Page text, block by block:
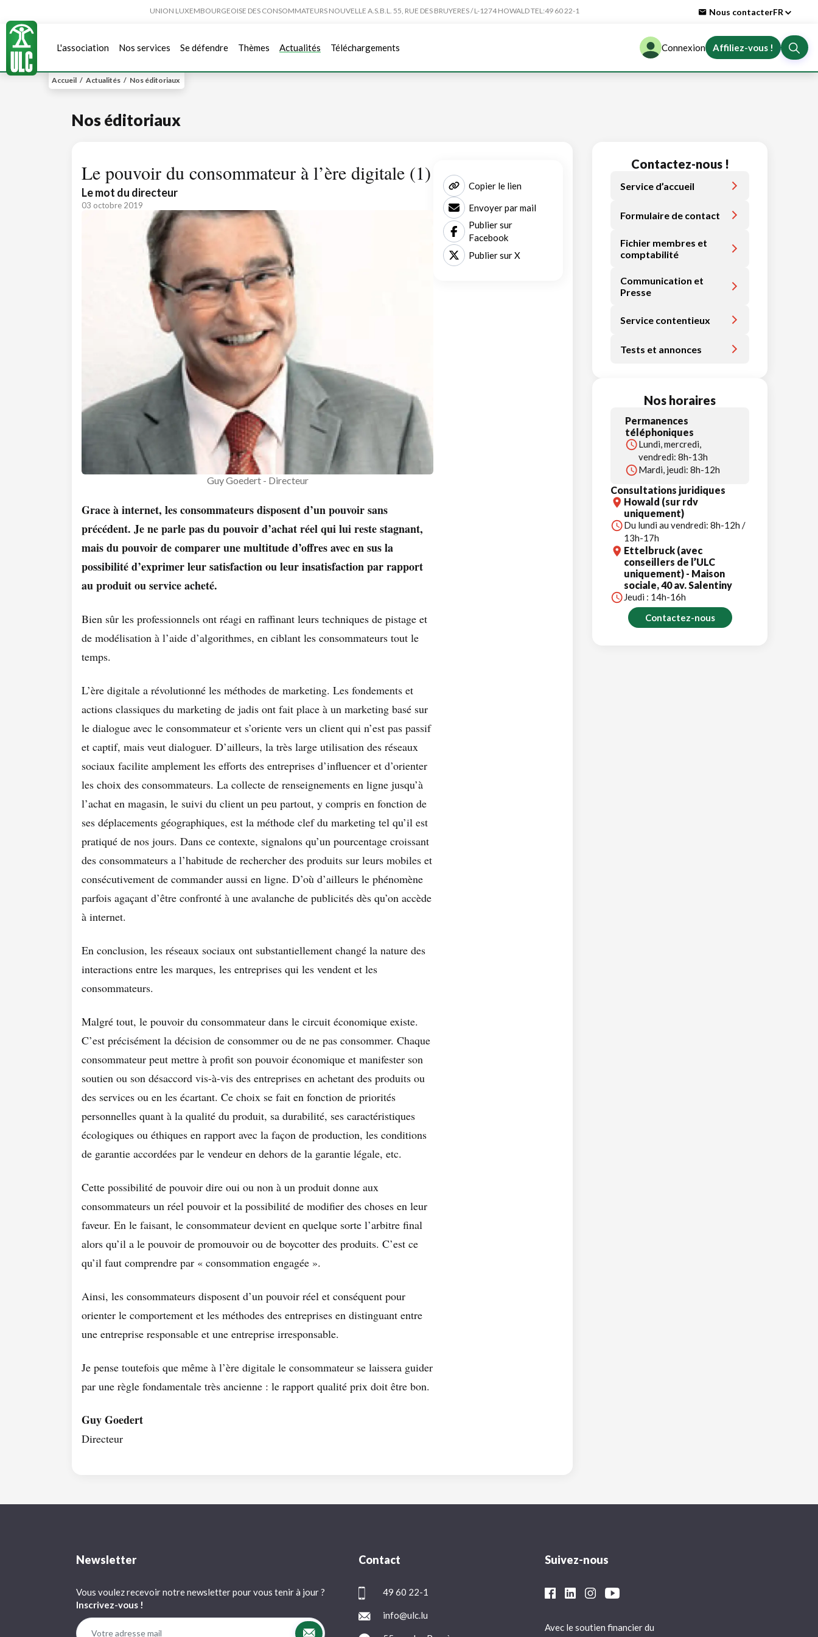
UNION LUXEMBOURGEOISE DES CONSOMMATEURS NOUVELLE A.S.B.L. 55, RUE DES BRUYERES / L-1274 HOWALD TEL:49 60 22-1 Nous contacterFR
L'association Nos services Se défendre Thèmes Actualités Téléchargements Connexion Affiliez-vous !
Accueil / Actualités / Nos éditoriaux
Nos éditoriaux
Le pouvoir du consommateur à l’ère digitale (1)
Le mot du directeur
03 octobre 2019
Guy Goedert - Directeur
Grace à internet, les consommateurs disposent d’un pouvoir sans
précédent. Je ne parle pas du pouvoir d’achat réel qui lui reste stagnant,
mais du pouvoir de comparer une multitude d’offres avec en sus la
possibilité d’exprimer leur satisfaction ou leur insatisfaction par rapport
au produit ou service acheté.
Bien sûr les professionnels ont réagi en raffinant leurs techniques de pistage et
de modélisation à l’aide d’algorithmes, en ciblant les consommateurs tout le
temps.
L’ère digitale a révolutionné les méthodes de marketing. Les fondements et
actions classiques du marketing de jadis ont fait place à un marketing basé sur
le dialogue avec le consommateur et s’oriente vers un client qui n’est pas passif
et captif, mais veut dialoguer. D’ailleurs, la très large utilisation des réseaux
sociaux facilite amplement les efforts des entreprises d’influencer et d’orienter
les choix des consommateurs. La collecte de renseignements en ligne jusqu’à
l’achat en magasin, le suivi du client un peu partout, y compris en fonction de
ses déplacements géographiques, est la méthode clef du marketing tel qu’il est
pratiqué de nos jours. Dans ce contexte, signalons qu’un pourcentage croissant
des consommateurs a l’habitude de rechercher des produits sur leurs mobiles et
consécutivement de commander aussi en ligne. D’où d’ailleurs le phénomène
parfois agaçant d’être confronté à une avalanche de publicités dès qu’on accède
à internet.
En conclusion, les réseaux sociaux ont substantiellement changé la nature des
interactions entre les marques, les entreprises qui les vendent et les
consommateurs.
Malgré tout, le pouvoir du consommateur dans le circuit économique existe.
C’est précisément la décision de consommer ou de ne pas consommer. Chaque
consommateur peut mettre à profit son pouvoir économique et manifester son
soutien ou son désaccord vis-à-vis des entreprises en achetant des produits ou
des services ou en les écartant. Ce choix se fait en fonction de priorités
personnelles quant à la qualité du produit, sa durabilité, ses caractéristiques
écologiques ou éthiques en rapport avec la façon de production, les conditions
de garantie accordées par le vendeur en dehors de la garantie légale, etc.
Cette possibilité de pouvoir dire oui ou non à un produit donne aux
consommateurs un réel pouvoir et la possibilité de modifier des choses en leur
faveur. En le faisant, le consommateur devient en quelque sorte l’arbitre final
alors qu’il a le pouvoir de promouvoir ou de boycotter des produits. C’est ce
qu’il faut comprendre par « consommation engagée ».
Ainsi, les consommateurs disposent d’un pouvoir réel et conséquent pour
orienter le comportement et les méthodes des entreprises en distinguant entre
une entreprise responsable et une entreprise irresponsable.
Je pense toutefois que même à l’ère digitale le consommateur se laissera guider
par une règle fondamentale très ancienne : le rapport qualité prix doit être bon.
Guy Goedert
Directeur
Copier le lien
Envoyer par mail
Publier sur
Facebook
Publier sur X
Contactez-nous !
Service d’accueil
Formulaire de contact
Fichier membres et
comptabilité
Communication et
Presse
Service contentieux
Tests et annonces
Nos horaires
Permanences
téléphoniques
Lundi, mercredi,
vendredi: 8h-13h
Mardi, jeudi: 8h-12h
Consultations juridiques
Howald (sur rdv
uniquement)
Du lundi au vendredi: 8h-12h /
13h-17h
Ettelbruck (avec
conseillers de l’ULC
uniquement) - Maison
sociale, 40 av. Salentiny
Jeudi : 14h-16h
Contactez-nous
Newsletter
Vous voulez recevoir notre newsletter pour vous tenir à jour ?
Inscrivez-vous !
Contact
49 60 22-1
info@ulc.lu
Suivez-nous
Avec le soutien financier du